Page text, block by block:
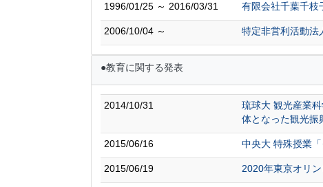
1996/01/25 ～ 2016/03/31 有限会社千葉千枝
2006/10/04 ～ 特定非営利活動法
●教育に関する発表
2014/10/31
琉球大 観光産業
体となった観光振
2015/06/16 中央大 特殊授業
2015/06/19 2020年東京オリ